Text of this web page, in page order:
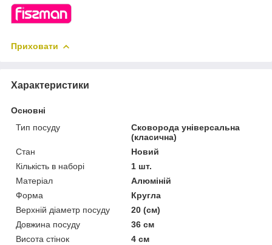
Приховати
Характеристики
Основні
Тип посуду
Сковорода універсальна
(класична)
Стан
Новий
Кількість в наборі
1 шт.
Матеріал
Алюміній
Форма
Кругла
Верхній діаметр посуду
20 (см)
Довжина посуду
36 см
Висота стінок
4 см